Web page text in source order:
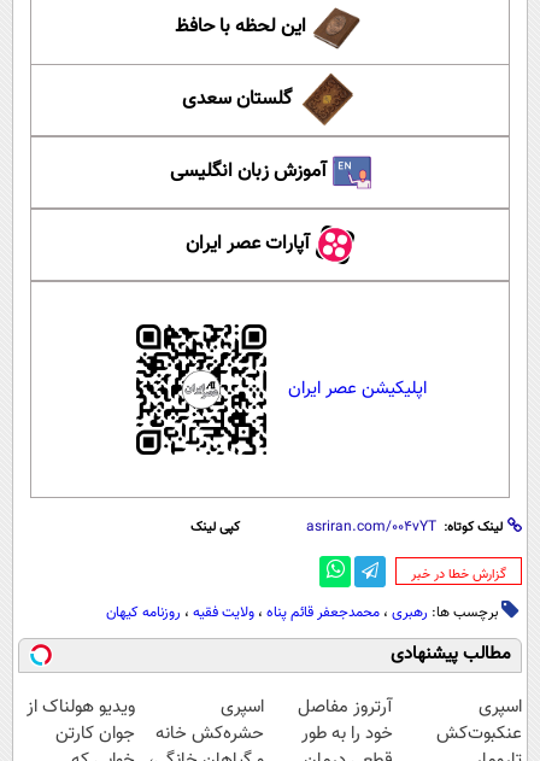
این لحظه با حافظ
گلستان سعدی
آموزش زبان انگلیسی
آپارات عصر ایران
اپلیکیشن عصر ایران
لینک کوتاه: کپی لینک
‌گزارش خطا در خبر
برچسب ها: رهبری ، محمدجعفر قائم پناه ، ولایت فقیه ، روزنامه کیهان
مطالب پیشنهادی
اسپری
عنکبوت‌‌کش
آرتروز مفاصل
خود را به طور
اسپری
حشره‌کش خانه
ویدیو هولناک از
جوان کارتن